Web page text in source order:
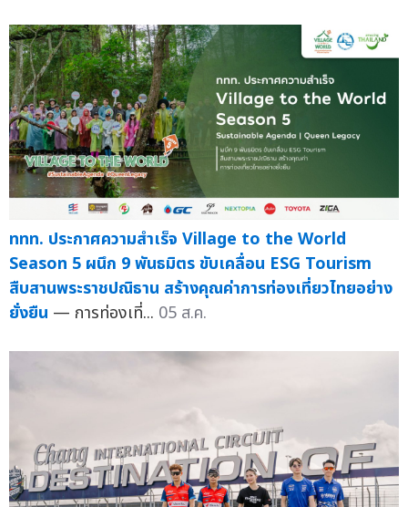
ททท. ประกาศความสำเร็จ Village to the World
Season 5 ผนึก 9 พันธมิตร ขับเคลื่อน ESG Tourism
สืบสานพระราชปณิธาน สร้างคุณค่าการท่องเที่ยวไทยอย่าง
ยั่งยืน — การท่องเที่... 05 ส.ค.